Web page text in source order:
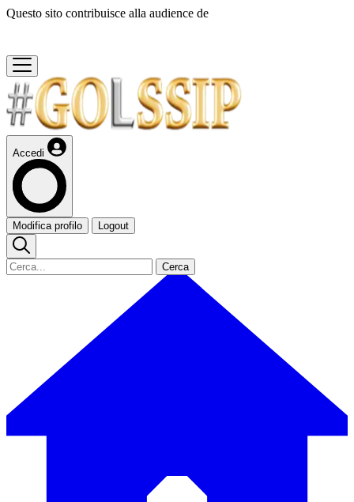
Questo sito contribuisce alla audience de
Accedi
Modifica profilo Logout
Cerca